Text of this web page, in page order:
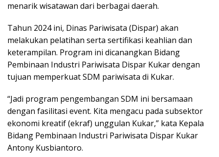
menarik wisatawan dari berbagai daerah.
Tahun 2024 ini, Dinas Pariwisata (Dispar) akan
melakukan pelatihan serta sertifikasi keahlian dan
keterampilan. Program ini dicanangkan Bidang
Pembinaan Industri Pariwisata Dispar Kukar dengan
tujuan memperkuat SDM pariwisata di Kukar.
“Jadi program pengembangan SDM ini bersamaan
dengan fasilitasi event. Kita mengacu pada subsektor
ekonomi kreatif (ekraf) unggulan Kukar,” kata Kepala
Bidang Pembinaan Industri Pariwisata Dispar Kukar
Antony Kusbiantoro.